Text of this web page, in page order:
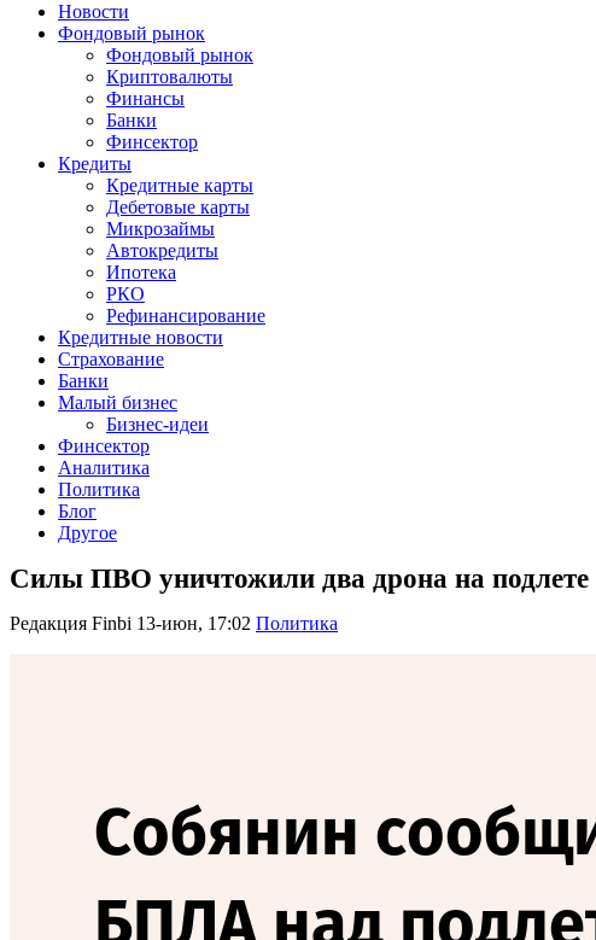
Новости
Фондовый рынок
Фондовый рынок
Криптовалюты
Финансы
Банки
Финсектор
Кредиты
Кредитные карты
Дебетовые карты
Микрозаймы
Автокредиты
Ипотека
РКО
Рефинансирование
Кредитные новости
Страхование
Банки
Малый бизнес
Бизнес-идеи
Финсектор
Аналитика
Политика
Блог
Другое
Силы ПВО уничтожили два дрона на
Редакция Finbi 13-июн, 17:02 Политика